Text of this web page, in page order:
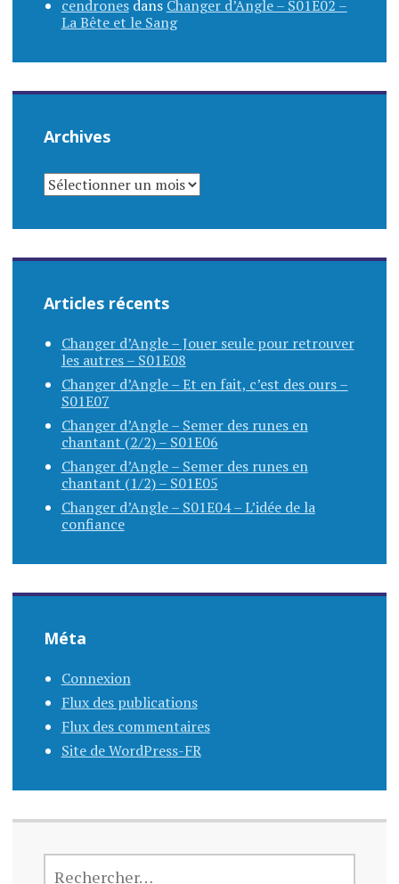
cendronesdans Changer d’Angle – S01E02 –
La Bête et le Sang
Archives
ARCHIVES
Articles récents
Changer d’Angle – Jouer seule pour retrouver
les autres – S01E08
Changer d’Angle – Et en fait, c’est des ours –
S01E07
Changer d’Angle – Semer des runes en
chantant (2/2) – S01E06
Changer d’Angle – Semer des runes en
chantant (1/2) – S01E05
Changer d’Angle – S01E04 – L’idée de la
confiance
Méta
Connexion
Flux des publications
Flux des commentaires
Site de WordPress-FR